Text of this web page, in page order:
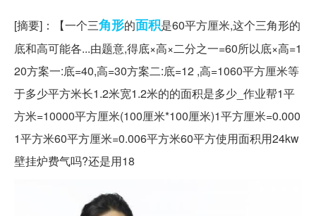
[摘要]：【一个三角形的面积是60平方厘米,这个三角形的
底和高可能各...由题意,得底×高×二分之一=60所以底×高=1
20方案一:底=40,高=30方案二:底=12 ,高=1060平方厘米等
于多少平方米长1.2米宽1.2米的的面积是多少_作业帮1平
方米=10000平方厘米(100厘米*100厘米)1平方厘米=0.000
1平方米60平方厘米=0.006平方米60平方使用面积用24kw
壁挂炉费气吗?还是用18